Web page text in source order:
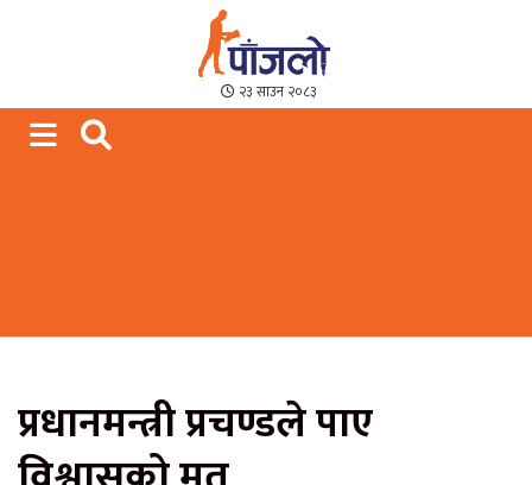
Paajalo News
We are from Far West Nepal
२३ साउन २०८३
प्रधानमन्त्री प्रचण्डले पाए